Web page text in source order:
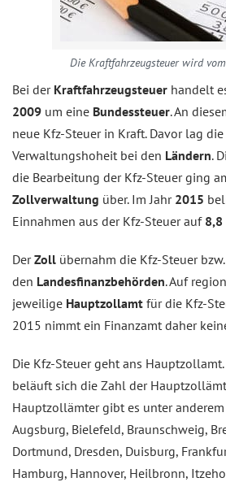
Die Kraftfahrzeugsteuer wird
Bei der Kraftfahrzeugsteuer handelt
2009 um eine Bundessteuer. An
neue Kfz-Steuer in Kraft. Davor lag
Verwaltungshoheit bei den Ländern.
die Bearbeitung der Kfz-Steuer ging
Zollverwaltung über. Im Jahr 2015
Einnahmen aus der Kfz-Steuer auf
DerZoll übernahm die Kfz-Steuer
den Landesfinanzbehörden. Auf
jeweilige Hauptzollamt für die Kfz-
2015 nimmt ein Finanzamt daher
Die Kfz-Steuer geht ans
beläuft sich die Zahl der
Hauptzollämter gibt es unter
Augsburg, Bielefeld, Braunschweig,
Dortmund, Dresden, Duisburg,
Hamburg, Hannover, Heilbronn,